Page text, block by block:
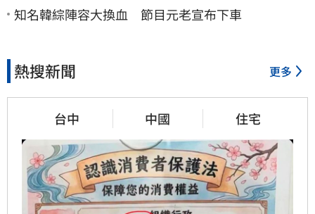
知名韓綜陣容大換血 節目元老宣布下車
熱搜新聞 更多
台中 中國 住宅